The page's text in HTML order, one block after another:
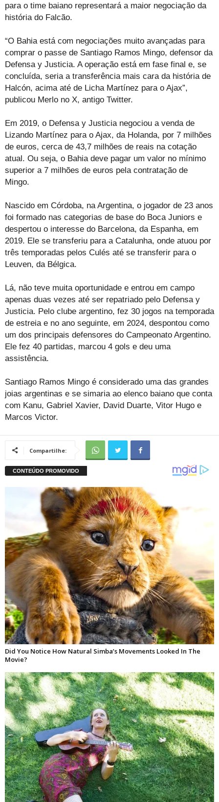
para o time baiano representará a maior negociação da
história do Falcão.
“O Bahia está com negociações muito avançadas para
comprar o passe de Santiago Ramos Mingo, defensor da
Defensa y Justicia. A operação está em fase final e, se
concluída, seria a transferência mais cara da história de
Halcón, acima até de Licha Martínez para o Ajax”,
publicou Merlo no X, antigo Twitter.
Em 2019, o Defensa y Justicia negociou a venda de
Lizando Martínez para o Ajax, da Holanda, por 7 milhões
de euros, cerca de 43,7 milhões de reais na cotação
atual. Ou seja, o Bahia deve pagar um valor no mínimo
superior a 7 milhões de euros pela contratação de
Mingo.
Nascido em Córdoba, na Argentina, o jogador de 23 anos
foi formado nas categorias de base do Boca Juniors e
despertou o interesse do Barcelona, da Espanha, em
2019. Ele se transferiu para a Catalunha, onde atuou por
três temporadas pelos Culés até se transferir para o
Leuven, da Bélgica.
Lá, não teve muita oportunidade e entrou em campo
apenas duas vezes até ser repatriado pelo Defensa y
Justicia. Pelo clube argentino, fez 30 jogos na temporada
de estreia e no ano seguinte, em 2024, despontou como
um dos principais defensores do Campeonato Argentino.
Ele fez 40 partidas, marcou 4 gols e deu uma
assistência.
Santiago Ramos Mingo é considerado uma das grandes
joias argentinas e se simaria ao elenco baiano que conta
com Kanu, Gabriel Xavier, David Duarte, Vitor Hugo e
Marcos Victor.
Compartilhe: